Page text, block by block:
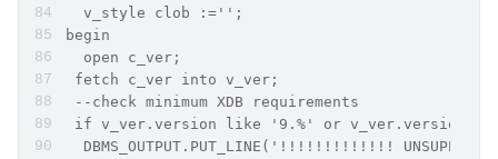
  v_style clob :='';
begin
  open c_ver;
fetch c_ver into v_ver;
--check minimum XDB requirements
if v_ver.version like '9.%' or v_ver.version
DBMS_OUTPUT.PUT_LINE('!!!!!!!!!!!!!